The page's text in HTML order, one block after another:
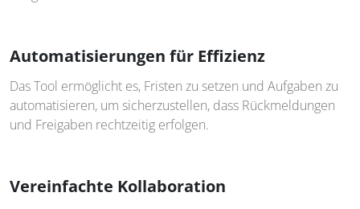
Automatisierungen für Effizienz
Das Tool ermöglicht es, Fristen zu setzen und Aufgaben zu
automatisieren, um sicherzustellen, dass Rückmeldungen
und Freigaben rechtzeitig erfolgen.
Vereinfachte Kollaboration